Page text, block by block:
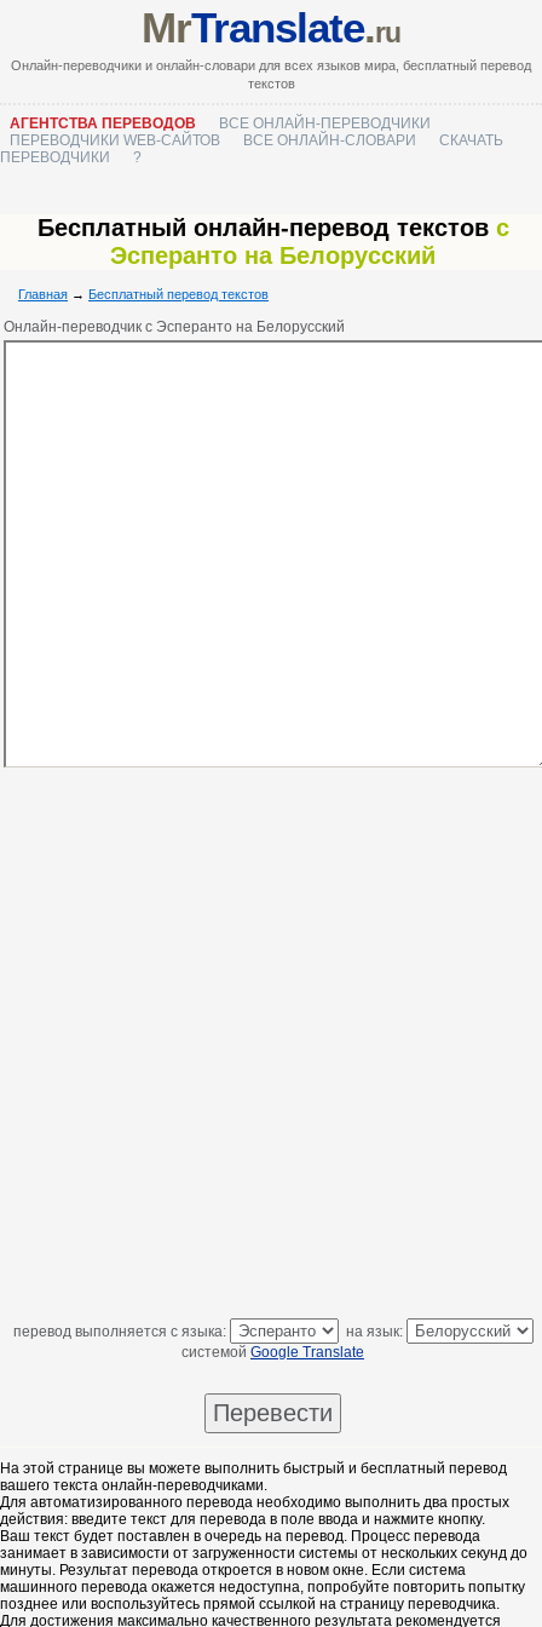
MrTranslate.ru
Онлайн-переводчики и онлайн-словари для всех языков мира, бесплатный перевод
текстов
АГЕНТСТВА ПЕРЕВОДОВ
ВСЕ ОНЛАЙН-ПЕРЕВОДЧИКИ
ПЕРЕВОДЧИКИ WEB-САЙТОВ
ВСЕ ОНЛАЙН-СЛОВАРИ
СКАЧАТЬ
ПЕРЕВОДЧИКИ
?
Бесплатный онлайн-перевод текстов с
Эсперанто на Белорусский
Главная → Бесплатный перевод текстов
Онлайн-переводчик с Эсперанто на Белорусский
перевод выполняется с языка:
на язык:
системой Google Translate
На этой странице вы можете выполнить быстрый и бесплатный перевод
вашего текста онлайн-переводчиками.
Для автоматизированного перевода необходимо выполнить два простых
действия: введите текст для перевода в поле ввода и нажмите кнопку.
Ваш текст будет поставлен в очередь на перевод. Процесс перевода
занимает в зависимости от загруженности системы от нескольких секунд до
минуты. Результат перевода откроется в новом окне. Если система
машинного перевода окажется недоступна, попробуйте повторить попытку
позднее или воспользуйтесь прямой ссылкой на страницу переводчика.
Для достижения максимально качественного результата рекомендуется